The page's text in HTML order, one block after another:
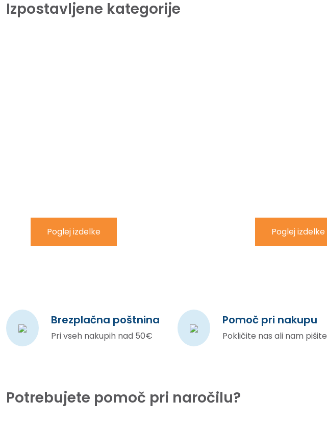
Izpostavljene kategorije
Poglej izdelke Poglej izdelke
Brezplačna poštnina
Pri vseh nakupih nad 50€
Pomoč pri nakupu
Pokličite nas ali nam pišite
Potrebujete pomoč pri naročilu?